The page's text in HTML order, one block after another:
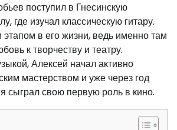
поступил в Гнесинскую
где изучал классическую гитару.
в его жизни, ведь именно там
к творчеству и театру.
Алексей начал активно
мастерством и уже через год
сыграл свою первую роль в кино.